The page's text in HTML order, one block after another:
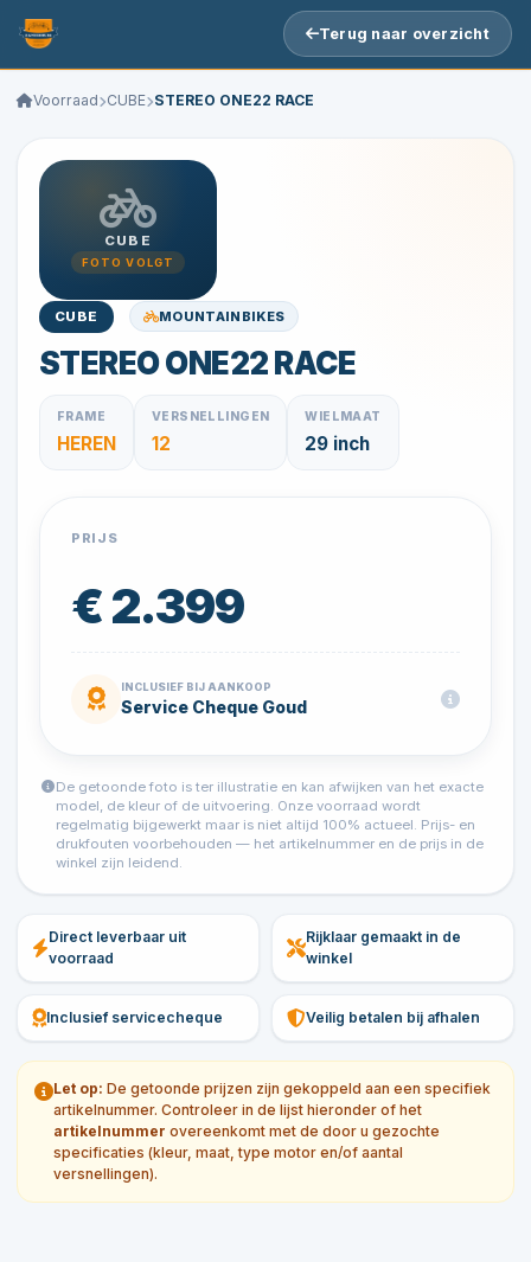
Terug naar overzicht
Voorraad CUBE STEREO ONE22 RACE
CUBE
FOTO VOLGT
CUBE MOUNTAINBIKES
STEREO ONE22 RACE
FRAME
HEREN
VERSNELLINGEN
12
WIELMAAT
29 inch
PRIJS
€ 2.399
INCLUSIEF BIJ AANKOOP
Service Cheque Goud
De getoonde foto is ter illustratie en kan afwijken van het exacte
model, de kleur of de uitvoering. Onze voorraad wordt
regelmatig bijgewerkt maar is niet altijd 100% actueel. Prijs- en
drukfouten voorbehouden — het artikelnummer en de prijs in de
winkel zijn leidend.
Direct leverbaar uit
voorraad
Rijklaar gemaakt in de
winkel
Inclusief servicecheque Veilig betalen bij afhalen
Let op: De getoonde prijzen zijn gekoppeld aan een specifiek
artikelnummer. Controleer in de lijst hieronder of het
artikelnummer overeenkomt met de door u gezochte
specificaties (kleur, maat, type motor en/of aantal
versnellingen).